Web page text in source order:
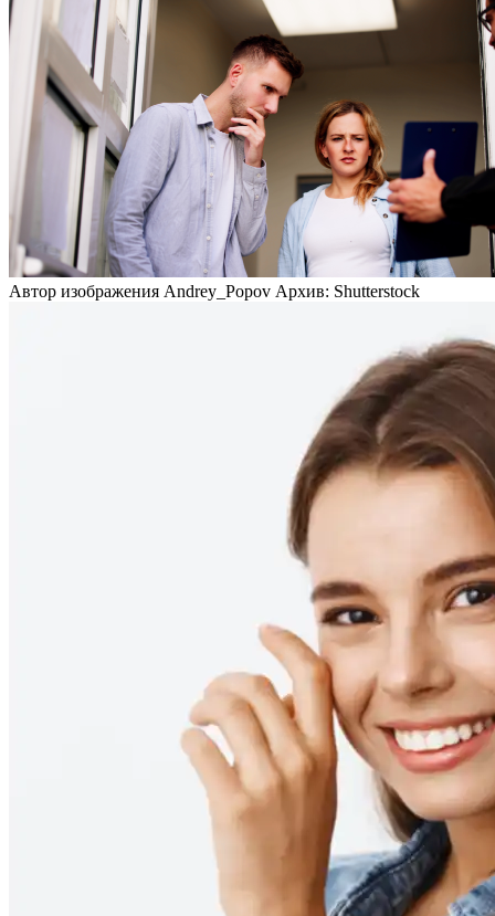
Автор изображения Andrey_Popov Архив: Shutterstock